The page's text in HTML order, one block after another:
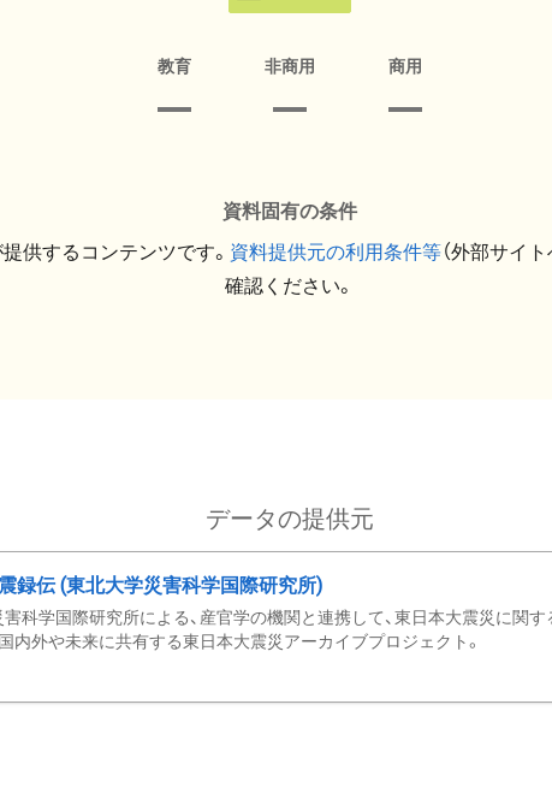
教育 非商用 商用
資料固有の条件
供するコンテンツです。 資料提供元の利用条件等（外部サイ
確認ください。
データの提供元
録伝 (東北大学災害科学国際研究所)
科学国際研究所による、産官学の機関と連携して、東日本大震災に関す
内外や未来に共有する東日本大震災アーカイブプロジェクト。